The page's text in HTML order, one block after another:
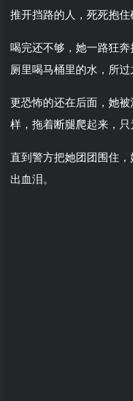
推开挡路的人，死死抱住
喝完还不够，她一路狂
厕里喝马桶里的水，所过
更恐怖的还在后面，她
样，拖着断腿爬起来，只
直到警方把她团团围住
出血泪。